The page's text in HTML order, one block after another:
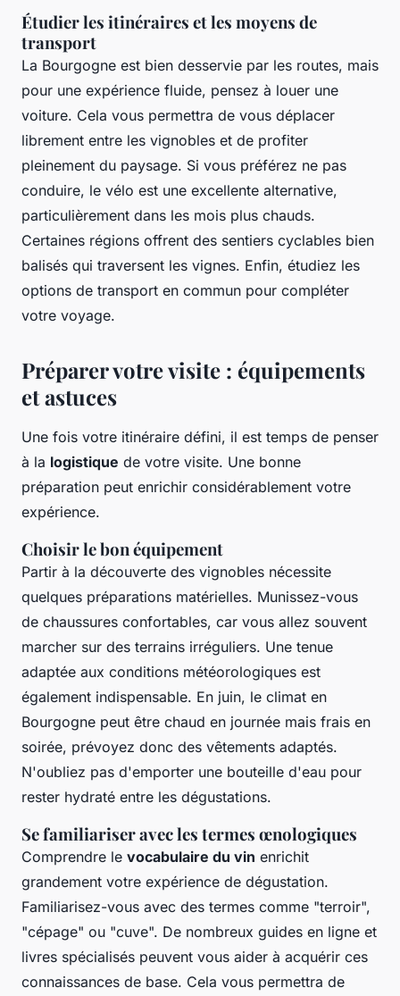
Étudier les itinéraires et les moyens de
transport
La Bourgogne est bien desservie par les routes, mais
pour une expérience fluide, pensez à louer une
voiture. Cela vous permettra de vous déplacer
librement entre les vignobles et de profiter
pleinement du paysage. Si vous préférez ne pas
conduire, le vélo est une excellente alternative,
particulièrement dans les mois plus chauds.
Certaines régions offrent des sentiers cyclables bien
balisés qui traversent les vignes. Enfin, étudiez les
options de transport en commun pour compléter
votre voyage.
Préparer votre visite : équipements
et astuces
Une fois votre itinéraire défini, il est temps de penser
à la logistique de votre visite. Une bonne
préparation peut enrichir considérablement votre
expérience.
Choisir le bon équipement
Partir à la découverte des vignobles nécessite
quelques préparations matérielles. Munissez-vous
de chaussures confortables, car vous allez souvent
marcher sur des terrains irréguliers. Une tenue
adaptée aux conditions météorologiques est
également indispensable. En juin, le climat en
Bourgogne peut être chaud en journée mais frais en
soirée, prévoyez donc des vêtements adaptés.
N'oubliez pas d'emporter une bouteille d'eau pour
rester hydraté entre les dégustations.
Se familiariser avec les termes œnologiques
Comprendre le vocabulaire du vin enrichit
grandement votre expérience de dégustation.
Familiarisez-vous avec des termes comme "terroir",
"cépage" ou "cuve". De nombreux guides en ligne et
livres spécialisés peuvent vous aider à acquérir ces
connaissances de base. Cela vous permettra de